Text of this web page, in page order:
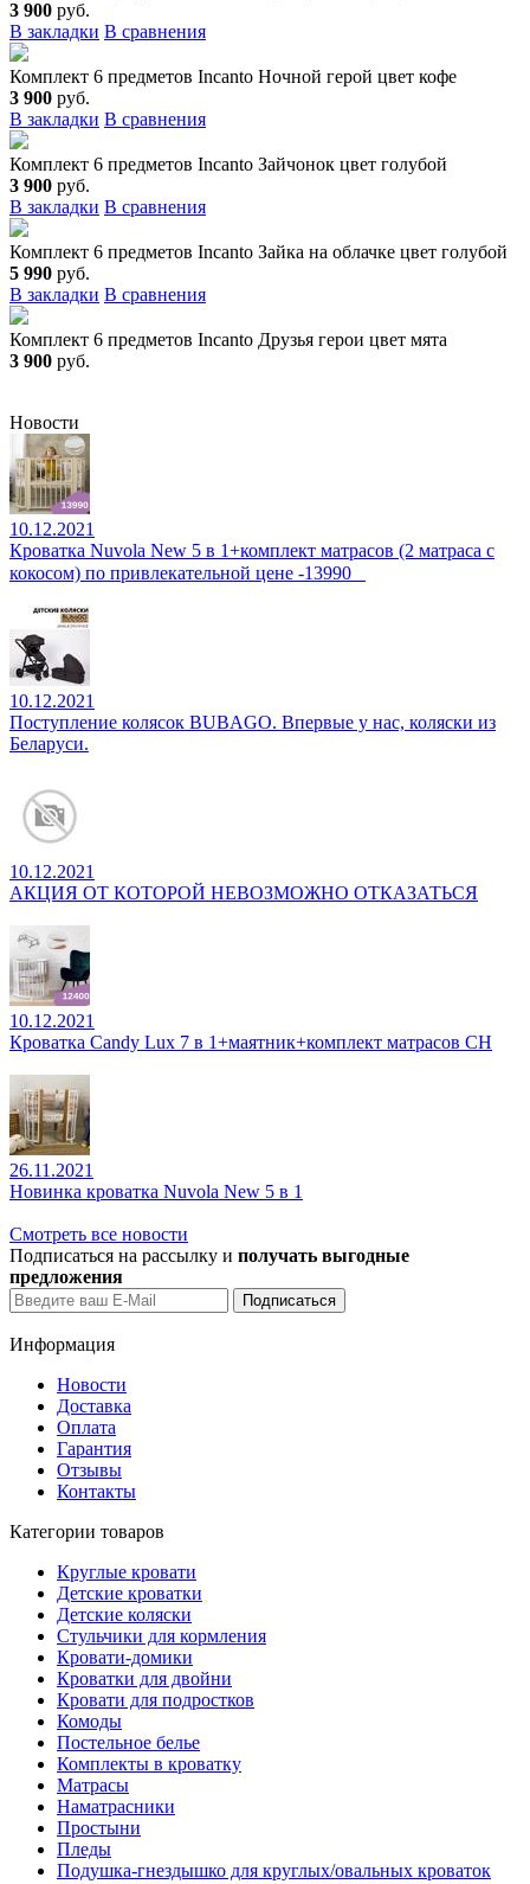
3 900 руб.
В закладки В сравнения
Комплект 6 предметов Incanto Ночной герой цвет кофе
3 900 руб.
В закладки В сравнения
Комплект 6 предметов Incanto Зайчонок цвет голубой
3 900 руб.
В закладки В сравнения
Комплект 6 предметов Incanto Зайка на облачке цвет голубой
5 990 руб.
В закладки В сравнения
Комплект 6 предметов Incanto Друзья герои цвет мята
3 900 руб.
Новости
10.12.2021
Кроватка Nuvola New 5 в 1+комплект матрасов (2 матраса с
кокосом) по привлекательной цене -13990⠀
10.12.2021
Поступление колясок BUBAGO. Впервые у нас, коляски из
Беларуси.
10.12.2021
АКЦИЯ ОТ КОТОРОЙ НЕВОЗМОЖНО ОТКАЗАТЬСЯ
10.12.2021
Кроватка Candy Lux 7 в 1+маятник+комплект матрасов CH
26.11.2021
Новинка кроватка Nuvola New 5 в 1
Смотреть все новости
Подписаться на рассылку и получать выгодные
предложения
Информация
Новости
Доставка
Оплата
Гарантия
Отзывы
Контакты
Категории товаров
Круглые кровати
Детские кроватки
Детские коляски
Стульчики для кормления
Кровати-домики
Кроватки для двойни
Кровати для подростков
Комоды
Постельное белье
Комплекты в кроватку
Матрасы
Наматрасники
Простыни
Пледы
Подушка-гнездышко для круглых/овальных кроваток